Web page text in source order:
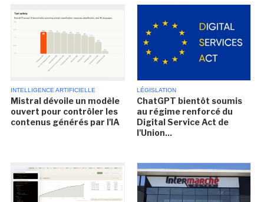
INTELLIGENCE ARTIFICIELLE
Mistral dévoile un modèle
ouvert pour contrôler les
contenus générés par l'IA
LÉGISLATION
ChatGPT bientôt soumis
au régime renforcé du
Digital Service Act de
l'Union...